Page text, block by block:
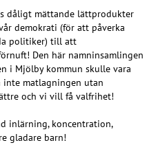
dåligt mättande lättprodukter
demokrati (för att påverka
politiker) till att
Den här namninsamlingen
i Mjölby kommun skulle vara
matlagningen utan
och vi vill få valfrihet!
inlärning, koncentration,
gladare barn!